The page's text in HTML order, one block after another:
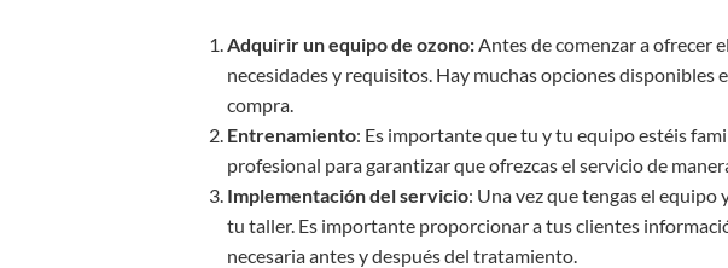
Adquirir un equipo de ozono:Antes de comenzar a ofrecer
necesidades y requisitos. Hay muchas opciones
compra.
Entrenamiento: Es importante que tu y tu equipo estéis
profesional para garantizar que ofrezcas el servicio de
Implementación del servicio: Una vez que tengas el
tu taller. Es importante proporcionar a tus clientes
necesaria antes y después del tratamiento.